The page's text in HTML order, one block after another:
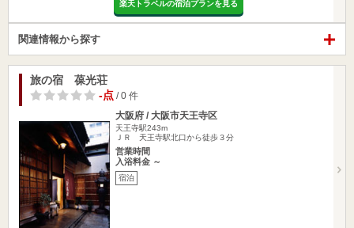
楽天トラベルの宿泊プランを見る
関連情報から探す
旅の宿 葆光荘
-点 / 0 件
大阪府 / 大阪市天王寺区
天王寺駅243m
ＪＲ 天王寺駅北口から徒歩３分
営業時間
入浴料金 ～
宿泊